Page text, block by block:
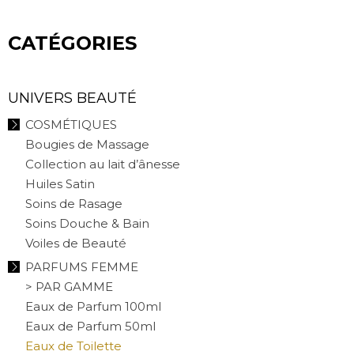
CATÉGORIES
UNIVERS BEAUTÉ
COSMÉTIQUES
Bougies de Massage
Collection au lait d’ânesse
Huiles Satin
Soins de Rasage
Soins Douche & Bain
Voiles de Beauté
PARFUMS FEMME
> PAR GAMME
Eaux de Parfum 100ml
Eaux de Parfum 50ml
Eaux de Toilette